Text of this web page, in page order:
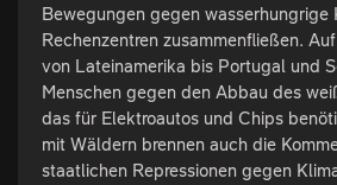
Bewegungen gegen wasserhungrige
Rechenzentren zusammenfließen.
von Lateinamerika bis Portugal und
Menschen gegen den Abbau des
das für Elektroautos und Chips
mit Wäldern brennen auch die
staatlichen Repressionen gegen